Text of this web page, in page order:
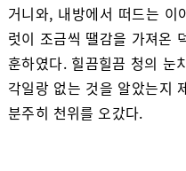
거니와, 내방에서 떠드는
럿이 조금씩 땔감을 가져온
훈하였다. 힐끔힐끔 청의 눈
각일랑 없는 것을 알았는지
분주히 천위를 오갔다.